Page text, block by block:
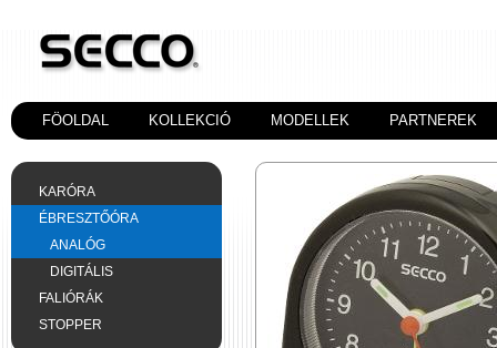
FÖOLDAL KOLLEKCIÓ MODELLEK PARTNEREK
KARÓRA
ÉBRESZTŐÓRA
ANALÓG
DIGITÁLIS
FALIÓRÁK
STOPPER